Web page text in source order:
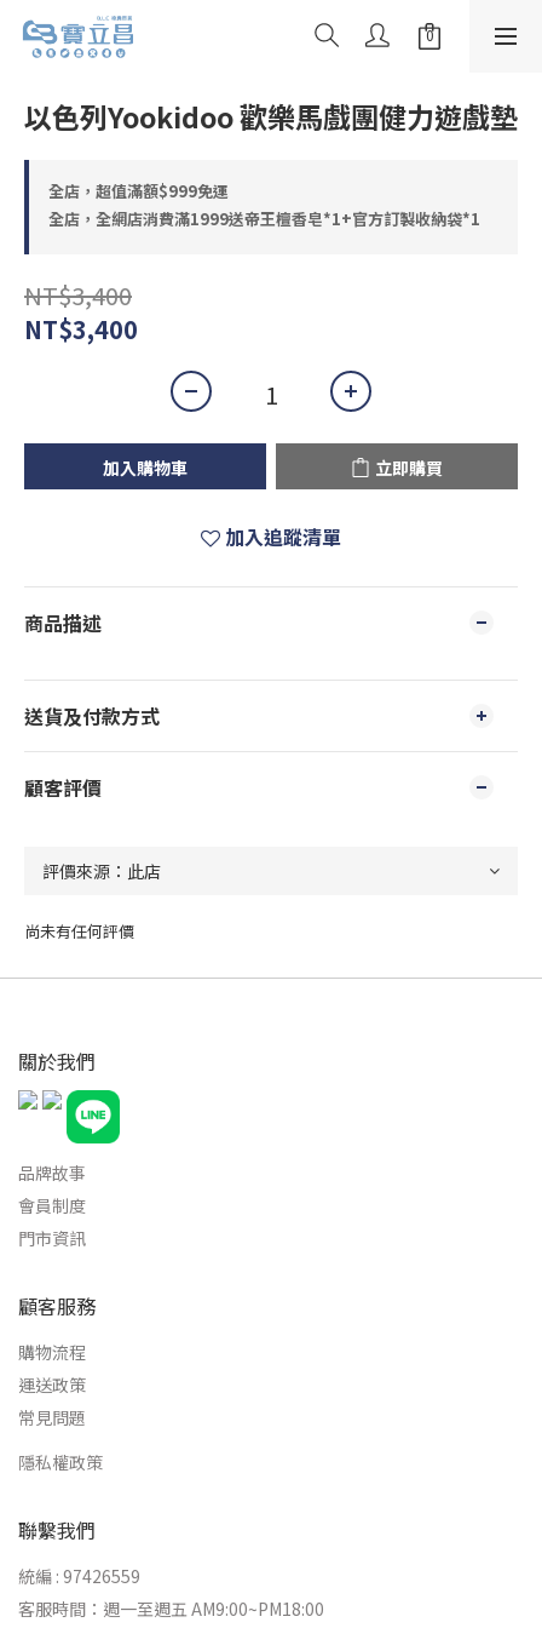
以色列Yookidoo 歡樂馬戲團健力遊戲墊
全店，超值滿額$999免運
全店，全網店消費滿1999送帝王檀香皂*1+官方訂製收納袋*1
NT$3,400
NT$3,400
加入購物車 立即購買
加入追蹤清單
商品描述
送貨及付款方式
顧客評價
尚未有任何評價
關於我們
品牌故事
會員制度
門市資訊
顧客服務
購物流程
運送政策
常見問題
隱私權政策
聯繫我們
統編 : 97426559
客服時間：週一至週五 AM9:00~PM18:00